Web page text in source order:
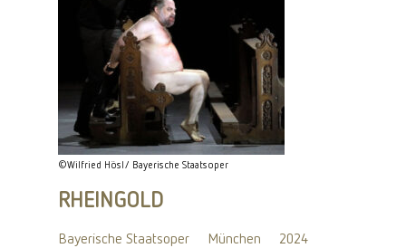
©Wilfried Hösl/ Bayerische Staatsoper
RHEINGOLD
Bayerische Staatsoper München 2024